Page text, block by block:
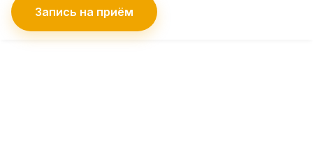
Запись на приём